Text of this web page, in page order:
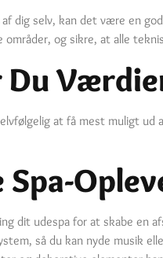
dig selv, kan det være en
og sikre, at alle
Du
at få mest muligt
dit udespa for at skabe en
så du kan nyde musik